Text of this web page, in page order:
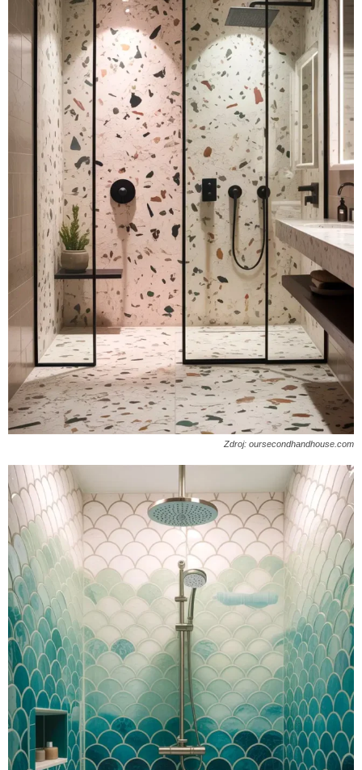
Zdroj: oursecondhandhouse.com